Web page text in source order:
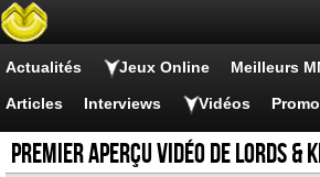
Actualités Jeux Online Meilleurs
Articles Interviews Vidéos
Premier aperçu vidéo de Lords &